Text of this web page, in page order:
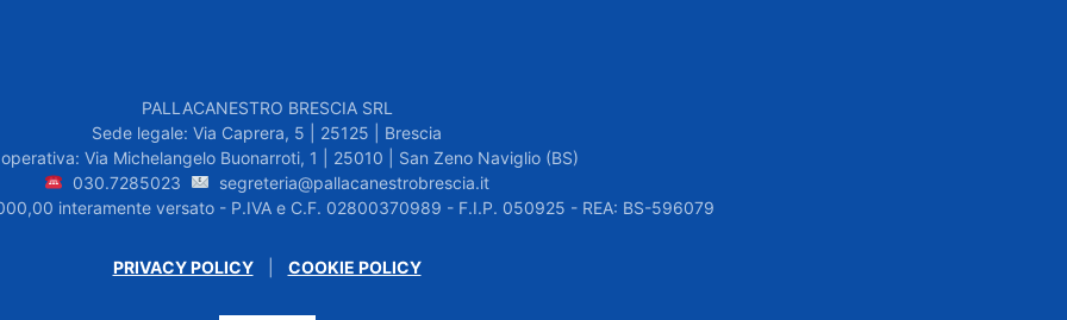
PALLACANESTRO BRESCIA SRL
Sede legale: Via Caprera, 5 | 25125 | Brescia
Via Michelangelo Buonarroti, 1 | 25010 | San Zeno Naviglio (BS)
030.7285023
segreteria@pallacanestrobrescia.it
interamente versato - P.IVA e C.F. 02800370989 - F.I.P. 050925 - REA: BS-596079
PRIVACY POLICY| COOKIE POLICY